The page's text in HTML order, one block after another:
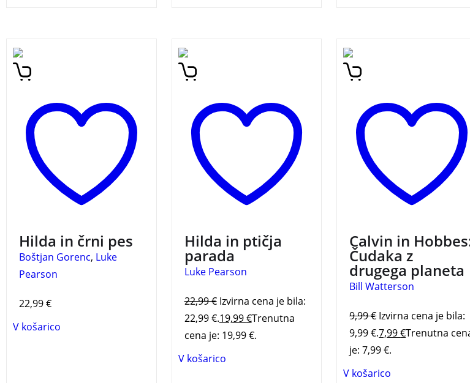
Hilda in črni pes
knjiga iz nagrajene serije o
hilda naleti na Tontuja,
izgubljenega hišnega
duha, ugotovi, da mesto
Trolberg skriva še kup
skrivnosti. Besedilo je
prevedel Boštjan Gorenc.
Hilda in črni pes
Boštjan Gorenc, Luke
Pearson
22,99€
V košarico
Hilda in ptičja parada
tretja knjiga iz nagrajene
Hildi. Vključuje tudi
zemljevid Hildinega sveta!
Besedilo je odlično
prevedel Boštjan Gorenc.
Hilda in ptičja
parada
Luke Pearson
22,99€ Izvirna cena je bila:
22,99 €.19,99€Trenutna
cena je: 19,99 €.
V košarico
Čudaka z drugega planeta
je druga v seriji stripov o
Calvinu in Hobbesu.
Calvin in
Čudaka z
drugega planeta
Bill Watterson
9,99€ Izvirna cena je bila:
9,99 €.7,99€Trenutna
je: 7,99 €.
V košarico